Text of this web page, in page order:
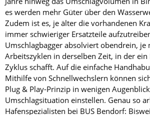
es werden mehr Güter über den
Zudem ist es, je älter die vorhandenen
immer schwieriger Ersatzteile
Umschlagbagger absolviert obendrein, je
Arbeitszyklen in derselben Zeit, in der ein
Zyklus schafft. Auf die einfache
Mithilfe von Schnellwechslern können
Plug & Play-Prinzip in wenigen
Umschlagsituation einstellen. Genau so
Hafenspezialisten bei BUS Bendorf: